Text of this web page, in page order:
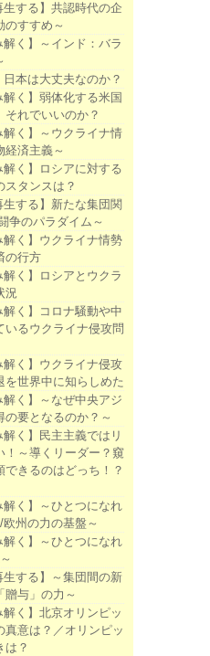
生する】共認時代の企
のすすめ～
解く】～インド：バラ
本は大丈夫なのか？
解く】弱体化する米国
それでいいのか？
解く】～ウクライナ情
経済主義～
解く】ロシアに対する
スタンスは？
生する】新たな集団関
争のパラダイム～
解く】ウクライナ情勢
の行方
解く】ロシアとウクラ
況
解く】コロナ騒動や中
いるウクライナ侵攻問
解く】ウクライナ侵攻
を世界中に知らしめた
解く】～なぜ中央アジ
の要となるのか？～
解く】民主主義ではリ
！～導くリーダー？窺
できるのはどっち！？
解く】～ひとつになれ
州の力の基盤～
解く】～ひとつになれ
生する】～集団間の新
贈与」の力～
解く】北京オリンピッ
真意は？／オリンピッ
は？